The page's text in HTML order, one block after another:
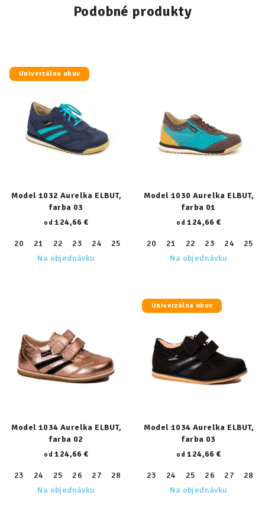
Podobné produkty
Univerzálna obuv
Model 1032 Aurelka ELBUT,
farba 03
od 124,66 €
20 21 22 23 24 25 27 28 29 30 31
32
Na objednávku
Model 1030 Aurelka ELBUT,
farba 01
od 124,66 €
20 21 22 23 24 25
Na objednávku
Model 1034 Aurelka ELBUT,
farba 02
od 124,66 €
23 24 25 26 27 28 30 31 32 33 34
35
Na objednávku
Univerzálna obuv
Model 1034 Aurelka ELBUT,
farba 03
od 124,66 €
23 24 25 26 27 28
Na objednávku